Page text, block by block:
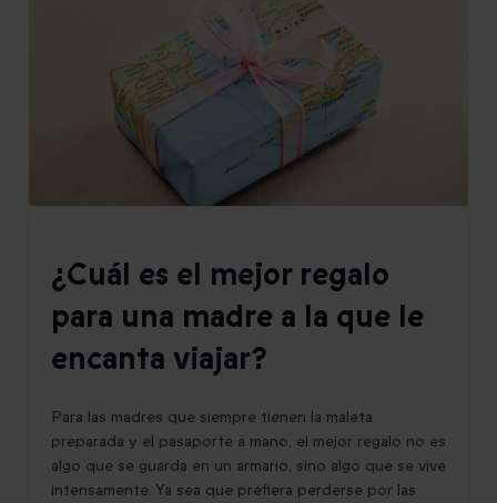
¿Cuál es el mejor regalo
para una madre a la que le
encanta viajar?
Para las madres que siempre tienen la maleta
preparada y el pasaporte a mano, el mejor regalo no es
algo que se guarda en un armario, sino algo que se vive
intensamente. Ya sea que prefiera perderse por las